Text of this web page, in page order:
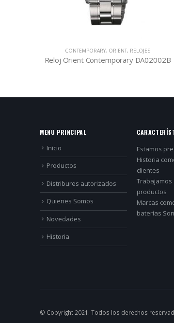
CONTEMPORARY, ORIENT, RELOJES
Reloj Orient Contemporary DA02002B
MENU PRINCIPAL
Inicio
Productos
Distribures autorizados
Quienes Somos
Novedades
Historia
Estamos
Historia
clientes
Trabajamos
productos
Marcas
baterías
© Copyright 2021. Todos los derechos